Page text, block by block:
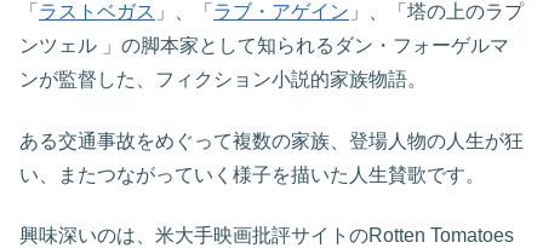
「 ラストベガス 」、「 ラブ・アゲイン 」、「塔の上のラプ
ンツェル 」の脚本家として知られるダン・フォーゲルマ
ンが監督した、フィクション小説的家族物語。
ある交通事故をめぐって複数の家族、登場人物の人生が狂
い、またつながっていく様子を描いた人生賛歌です。
興味深いのは、米大手映画批評サイトのRotten Tomatoes